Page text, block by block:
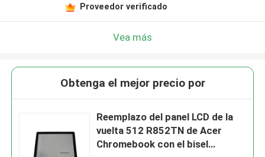
Proveedor verificado
Vea más
Obtenga el mejor precio por
Reemplazo del panel LCD de la
vuelta 512 R852TN de Acer
Chromebook con el bisel